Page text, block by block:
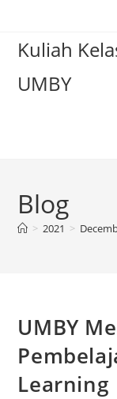
contentKuliah
UMBY
Blog
> 2021 >
UMBY
Learning